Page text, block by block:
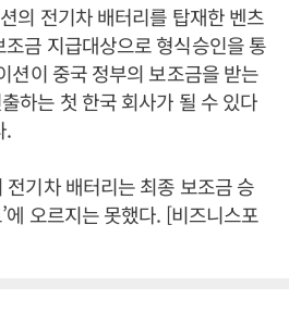
의 전기차 배터리를 탑재한 벤츠
금 지급대상으로 형식승인을 통
션이 중국 정부의 보조금을 받는
하는 첫 한국 회사가 될 수 있다
.
기차 배터리는 최종 보조금 승
에 오르지는 못했다. [비즈니스포